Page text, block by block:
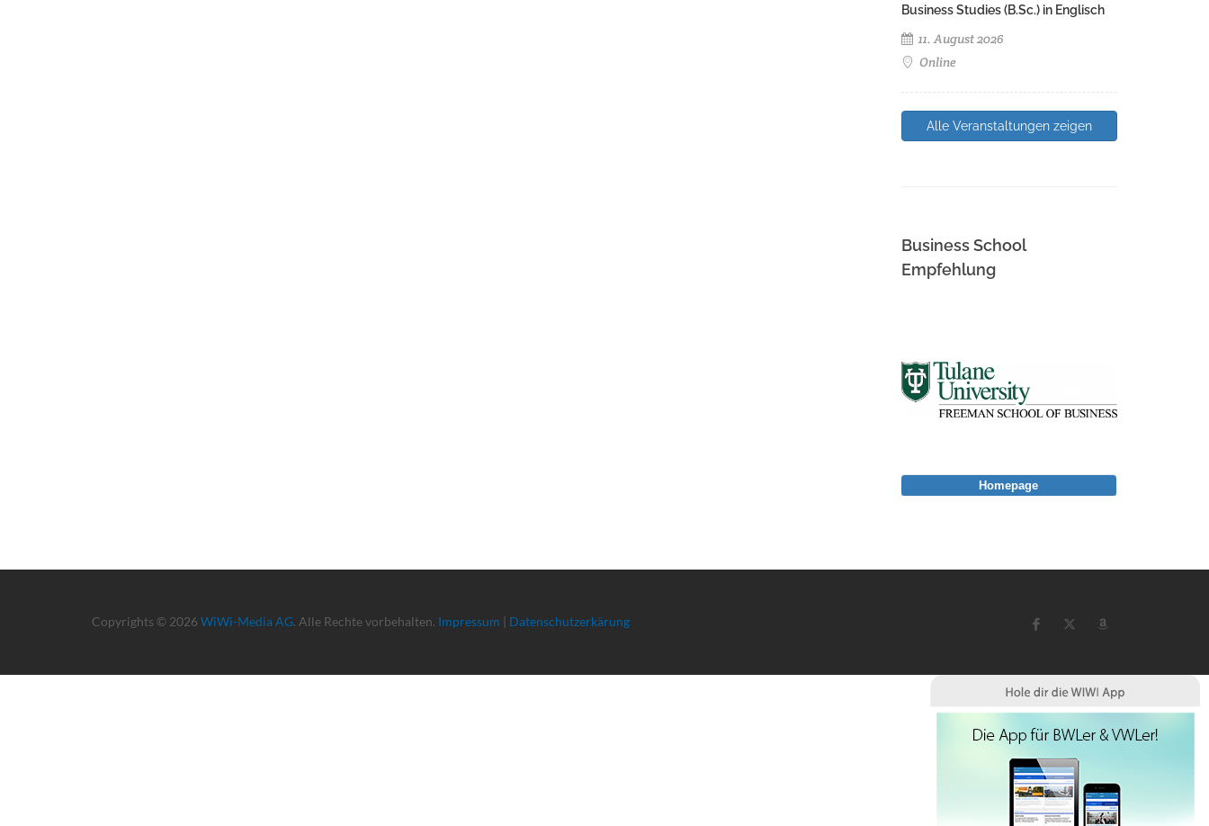
Business Studies (B.Sc.) in Englisch
11. August 2026
Online
Alle Veranstaltungen zeigen
Business School
Empfehlung
Copyrights © 2026 WiWi-Media AG. Alle Rechte vorbehalten. Impressum | Datenschutzerkärung
Homepage